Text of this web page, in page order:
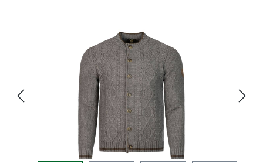
Bildergalerie überspringen